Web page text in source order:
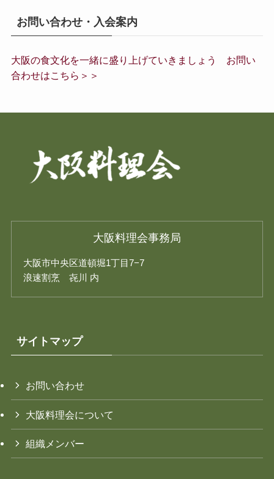
お問い合わせ・入会案内
大阪の食文化を一緒に盛り上げていきましょう お問い
合わせはこちら＞＞
大阪料理会事務局
大阪市中央区道頓堀1丁目7−7
浪速割烹 㐂川 内
サイトマップ
お問い合わせ
大阪料理会について
組織メンバー